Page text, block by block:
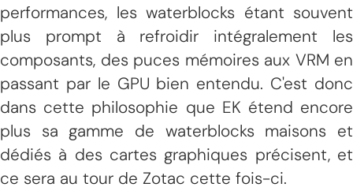
performances, les waterblocks étant souvent
plus prompt à refroidir intégralement les
composants, des puces mémoires aux VRM en
passant par le GPU bien entendu. C'est donc
dans cette philosophie que EK étend encore
plus sa gamme de waterblocks maisons et
dédiés à des cartes graphiques précisent, et
ce sera au tour de Zotac cette fois-ci.